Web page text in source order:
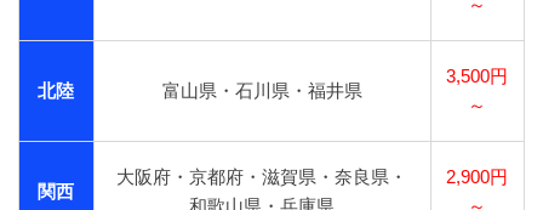
～
北陸 富山県・石川県・福井県
3,500円
～
関西
大阪府・京都府・滋賀県・奈良県・
2,900円